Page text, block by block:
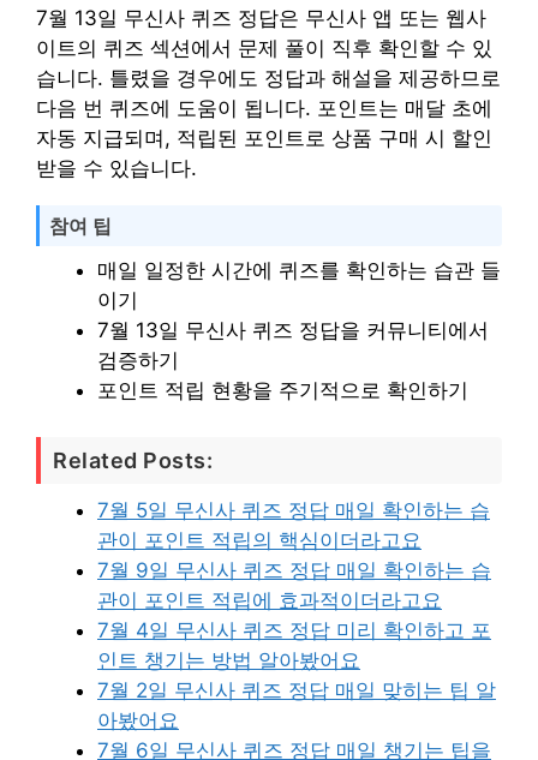
7월 13일 무신사 퀴즈 정답은 무신사 앱 또는 웹사
이트의 퀴즈 섹션에서 문제 풀이 직후 확인할 수 있
습니다. 틀렸을 경우에도 정답과 해설을 제공하므로
다음 번 퀴즈에 도움이 됩니다. 포인트는 매달 초에
자동 지급되며, 적립된 포인트로 상품 구매 시 할인
받을 수 있습니다.
참여 팁
매일 일정한 시간에 퀴즈를 확인하는 습관 들
이기
7월 13일 무신사 퀴즈 정답을 커뮤니티에서
검증하기
포인트 적립 현황을 주기적으로 확인하기
Related Posts:
7월 5일 무신사 퀴즈 정답 매일 확인하는 습
관이 포인트 적립의 핵심이더라고요
7월 9일 무신사 퀴즈 정답 매일 확인하는 습
관이 포인트 적립에 효과적이더라고요
7월 4일 무신사 퀴즈 정답 미리 확인하고 포
인트 챙기는 방법 알아봤어요
7월 2일 무신사 퀴즈 정답 매일 맞히는 팁 알
아봤어요
7월 6일 무신사 퀴즈 정답 매일 챙기는 팁을